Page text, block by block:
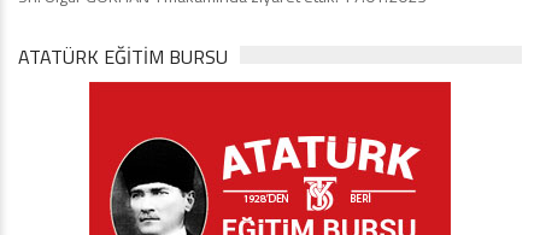
ATATÜRK EĞITIM BURSU